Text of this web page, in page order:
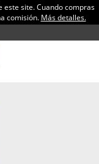
este site. Cuando compras
comisión. Más detalles.